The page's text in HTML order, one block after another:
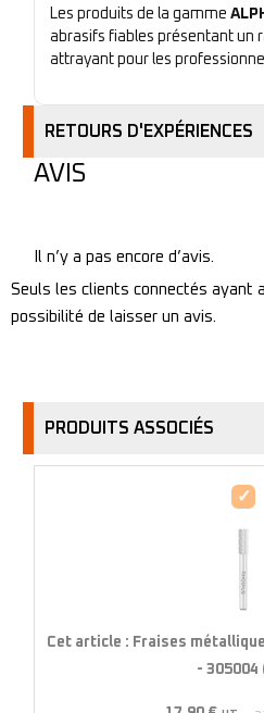
Les produits de la gamme
abrasifs fiables présentant un
attrayant pour les
RETOURS D'EXPÉRIENCES
AVIS
Il n’y a pas encore d’avis.
Seuls les clients connectés ayant
possibilité de laisser un avis.
PRODUITS ASSOCIÉS
forme
Cet article : Fraises
- 305004